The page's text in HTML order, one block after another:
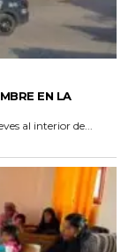
EN LA
al interior de...